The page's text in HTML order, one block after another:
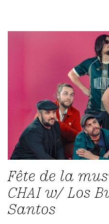
Fête de la
CHAI w/ Los
Santos